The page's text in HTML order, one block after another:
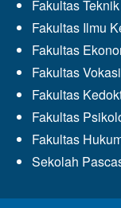
Fakultas Teknik
Fakultas Ilmu
Fakultas
Fakultas Vokasi
Fakultas
Fakultas
Fakultas
Sekolah